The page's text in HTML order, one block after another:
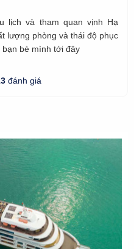
lịch và tham quan vịnh Hạ
lượng phòng và thái độ phục
bè mình tới đây
đánh giá